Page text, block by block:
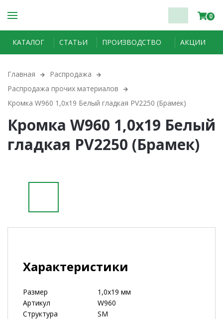
0
КАТАЛОГ СТАТЬИ ПРОИЗВОДСТВО АКЦИИ
Главная
Распродажа
Распродажа прочих материалов
Кромка W960 1,0х19 Белый гладкая PV2250 (Брамек)
Кромка W960 1,0х19 Белый
гладкая PV2250 (Брамек)
Характеристики
Размер
1,0х19 мм
Артикул
W960
Структура
SM